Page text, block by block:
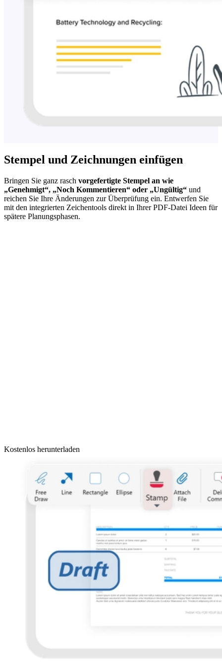
Stempel und Zeichnungen einfügen
Bringen Sie ganz rasch vorgefertigte Stempel an wie
„Genehmigt“, „Noch Kommentieren“ oder „Ungültig“ und
reichen Sie Ihre Änderungen zur Überprüfung ein. Entwerfen Sie
mit den integrierten Zeichentools direkt in Ihrer PDF-Datei Ideen für
spätere Planungsphasen.
Kostenlos herunterladen